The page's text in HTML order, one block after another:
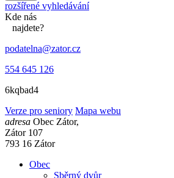
rozšířené vyhledávání
Kde nás
najdete?
podatelna@zator.cz
554 645 126
6kqbad4
Verze pro seniory Mapa webu
adresa Obec Zátor,
Zátor 107
793 16 Zátor
Obec
Sběrný dvůr